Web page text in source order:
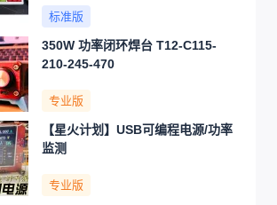
标准版
350W 功率闭环焊台 T12-C115-
210-245-470
专业版
【星火计划】USB可编程电源/功率
监测
专业版